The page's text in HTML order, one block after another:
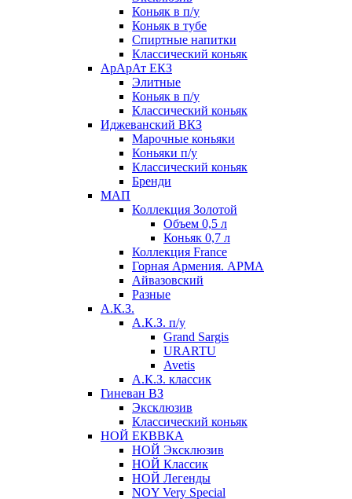
Коньяк в п/у
Коньяк в тубе
Спиртные напитки
Классический коньяк
АрАрАт ЕКЗ
Элитные
Коньяк в п/у
Классический коньяк
Иджеванский ВКЗ
Марочные коньяки
Коньяки п/у
Классический коньяк
Бренди
МАП
Коллекция Золотой
Объем 0,5 л
Коньяк 0,7 л
Коллекция France
Горная Армения. АРМА
Айвазовский
Разные
А.К.З.
А.К.З. п/у
Grand Sargis
URARTU
Avetis
А.К.З. классик
Гиневан ВЗ
Эксклюзив
Классический коньяк
НОЙ ЕКВВКА
НОЙ Эксклюзив
НОЙ Классик
НОЙ Легенды
NOY Very Speсial